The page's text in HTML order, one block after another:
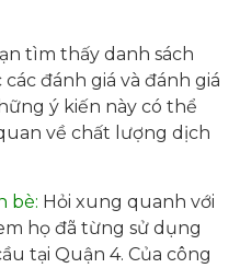
tìm thấy danh sách
đánh giá và đánh giá
ý kiến này có thể
về chất lượng dịch
bè: Hỏi xung quanh với
họ đã từng sử dụng
tại Quận 4. Của công